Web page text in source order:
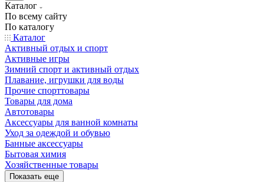
Каталог
По всему сайту
По каталогу
Каталог
Активный отдых и спорт
Активные игры
Зимний спорт и активный отдых
Плавание, игрушки для воды
Прочие спорттовары
Товары для дома
Автотовары
Аксессуары для ванной комнаты
Уход за одеждой и обувью
Банные аксессуары
Бытовая химия
Хозяйственные товары
Показать еще